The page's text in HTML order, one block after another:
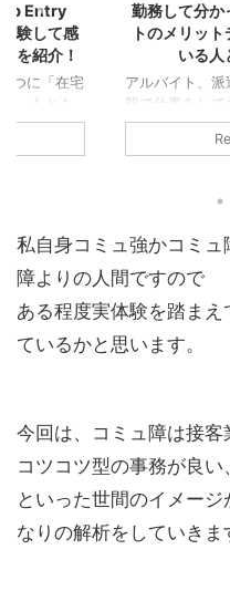
Entry
験して感
を紹介！
つに「在宅
。 もとも
いたことも
）につい
ったメリ
す。 スキ
たい！とい
だければ
「WES」は
勤務して分か
トのメリッ
いる人
アルバイト、
態で仕事をして
その中でも結
をやってきま
が好きなこと
いうとデータ
ォトや動画閲覧
るプチ副業の「
くらいでしょ
の、作業合間の
入力はやってて
私自身コミュ強かコミュ
障よりの人間ですので
ある程度実体験を踏ま
ているかと思います。
今回は、コミュ障は接
コツコツ型の事務が良い、
といった世間のイメー
なりの解析をしていきま